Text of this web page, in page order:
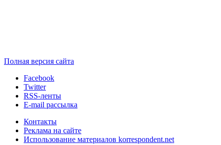
Полная версия сайта
Facebook
Twitter
RSS-ленты
E-mail рассылка
Контакты
Реклама на сайте
Использование материалов korrespondent.net